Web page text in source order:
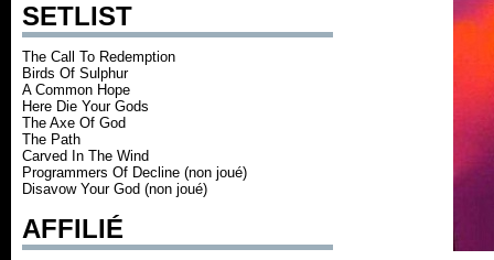
SETLIST
The Call To Redemption
Birds Of Sulphur
A Common Hope
Here Die Your Gods
The Axe Of God
The Path
Carved In The Wind
Programmers Of Decline (non joué)
Disavow Your God (non joué)
AFFILIÉ